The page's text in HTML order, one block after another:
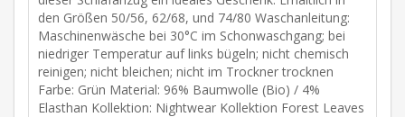
den Größen 50/56, 62/68, und 74/80 Waschanleitung:
Maschinenwäsche bei 30°C im Schonwaschgang; bei
niedriger Temperatur auf links bügeln; nicht chemisch
reinigen; nicht bleichen; nicht im Trockner trocknen
Farbe: Grün Material: 96% Baumwolle (Bio) / 4%
Elasthan Kollektion: Nightwear Kollektion Forest Leaves